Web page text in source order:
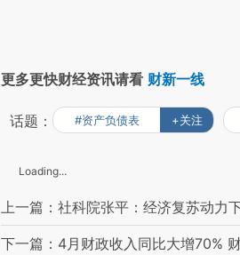
更多更快财经资讯请看 财新一线
话题： #资产负债表 +关注
Loading...
上一篇：社科院张平：经济复苏动力
下一篇：4月财政收入同比大增70%